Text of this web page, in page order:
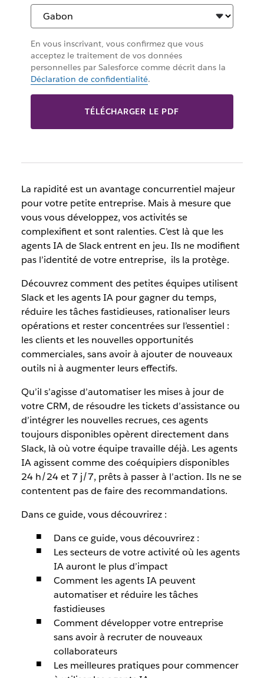
En vous inscrivant, vous confirmez que vous
acceptez le traitement de vos données
personnelles par Salesforce comme décrit dans la
Déclaration de confidentialité.
TÉLÉCHARGER LE PDF
La rapidité est un avantage concurrentiel majeur
pour votre petite entreprise. Mais à mesure que
vous vous développez, vos activités se
complexifient et sont ralenties. C’est là que les
agents IA de Slack entrent en jeu. Ils ne modifient
pas l’identité de votre entreprise, ils la protège.
Découvrez comment des petites équipes utilisent
Slack et les agents IA pour gagner du temps,
réduire les tâches fastidieuses, rationaliser leurs
opérations et rester concentrées sur l’essentiel :
les clients et les nouvelles opportunités
commerciales, sans avoir à ajouter de nouveaux
outils ni à augmenter leurs effectifs.
Qu’il s’agisse d’automatiser les mises à jour de
votre CRM, de résoudre les tickets d’assistance ou
d’intégrer les nouvelles recrues, ces agents
toujours disponibles opèrent directement dans
Slack, là où votre équipe travaille déjà. Les agents
IA agissent comme des coéquipiers disponibles
24 h/24 et 7 j/7, prêts à passer à l’action. Ils ne se
contentent pas de faire des recommandations.
Dans ce guide, vous découvrirez :
Dans ce guide, vous découvrirez :
Les secteurs de votre activité où les agents
IA auront le plus d’impact
Comment les agents IA peuvent
automatiser et réduire les tâches
fastidieuses
Comment développer votre entreprise
sans avoir à recruter de nouveaux
collaborateurs
Les meilleures pratiques pour commencer